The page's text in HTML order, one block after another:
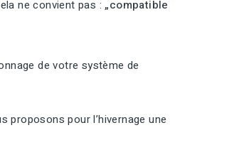
ne convient pas :„compatible
de votre système de
proposons pour l’hivernage une